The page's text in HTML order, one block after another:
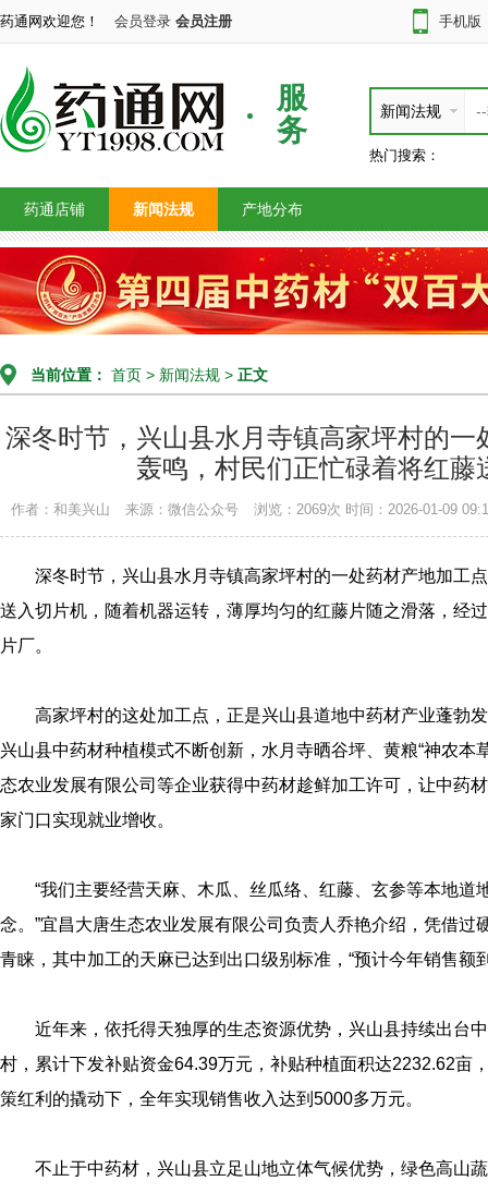
药通网欢迎您！ 会员登录 会员注册 手机版
服
务
新闻法规
热门搜索：
药通店铺 新闻法规 产地分布
当前位置： 首页 > 新闻法规 > 正文
深冬时节，兴山县水月寺镇高家坪村的
轰鸣，村民们正忙碌着将红藤
作者：和美兴山 来源：微信公众号 浏览：2069次 时间：2026-01-09
深冬时节，兴山县水月寺镇高家坪村的一处药材产地加工
送入切片机，随着机器运转，薄厚均匀的红藤片随之滑落，经
片厂。
高家坪村的这处加工点，正是兴山县道地中药材产业蓬勃
兴山县中药材种植模式不断创新，水月寺晒谷坪、黄粮“神农本
态农业发展有限公司等企业获得中药材趁鲜加工许可，让中药
家门口实现就业增收。
“我们主要经营天麻、木瓜、丝瓜络、红藤、玄参等本地道
念。”宜昌大唐生态农业发展有限公司负责人乔艳介绍，凭借
青睐，其中加工的天麻已达到出口级别标准，“预计今年销售额
近年来，依托得天独厚的生态资源优势，兴山县持续出台
村，累计下发补贴资金64.39万元，补贴种植面积达2232.62亩
策红利的撬动下，全年实现销售收入达到5000多万元。
不止于中药材，兴山县立足山地立体气候优势，绿色高山